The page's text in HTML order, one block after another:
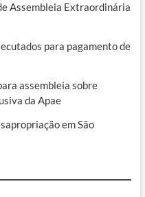
Assembleia Extraordinária
para pagamento de
assembleia sobre
da Apae
em São